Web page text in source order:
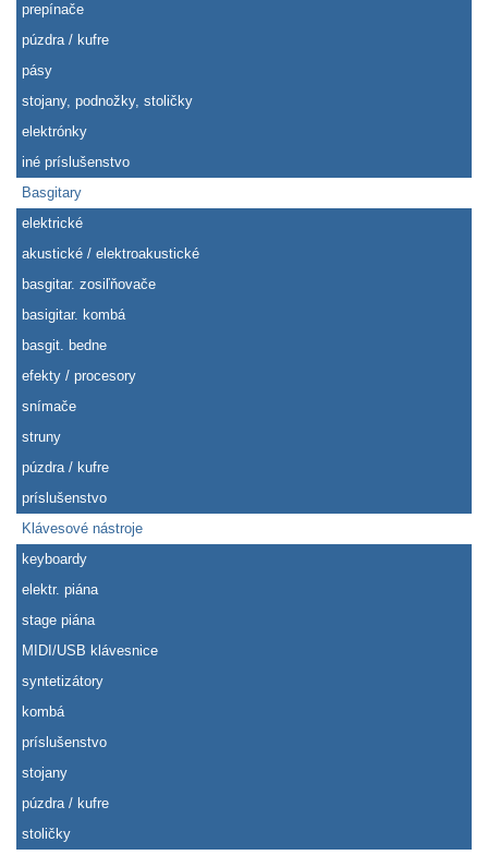
prepínače
púzdra / kufre
pásy
stojany, podnožky, stoličky
elektrónky
iné príslušenstvo
Basgitary
elektrické
akustické / elektroakustické
basgitar. zosiľňovače
basigitar. kombá
basgit. bedne
efekty / procesory
snímače
struny
púzdra / kufre
príslušenstvo
Klávesové nástroje
keyboardy
elektr. piána
stage piána
MIDI/USB klávesnice
syntetizátory
kombá
príslušenstvo
stojany
púzdra / kufre
stoličky